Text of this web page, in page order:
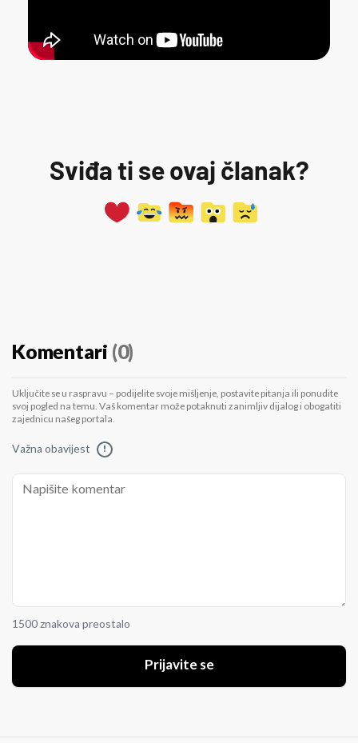
Sviđa ti se ovaj članak?
Komentari (0)
Uključite se u raspravu – podijelite svoje mišljenje, postavite pitanja ili ponudite
svoj pogled na temu. Vaš komentar može potaknuti zanimljiv dijalog i obogatiti
zajednicu našeg portala.
Važna obavijest !
1500 znakova preostalo
Prijavite se